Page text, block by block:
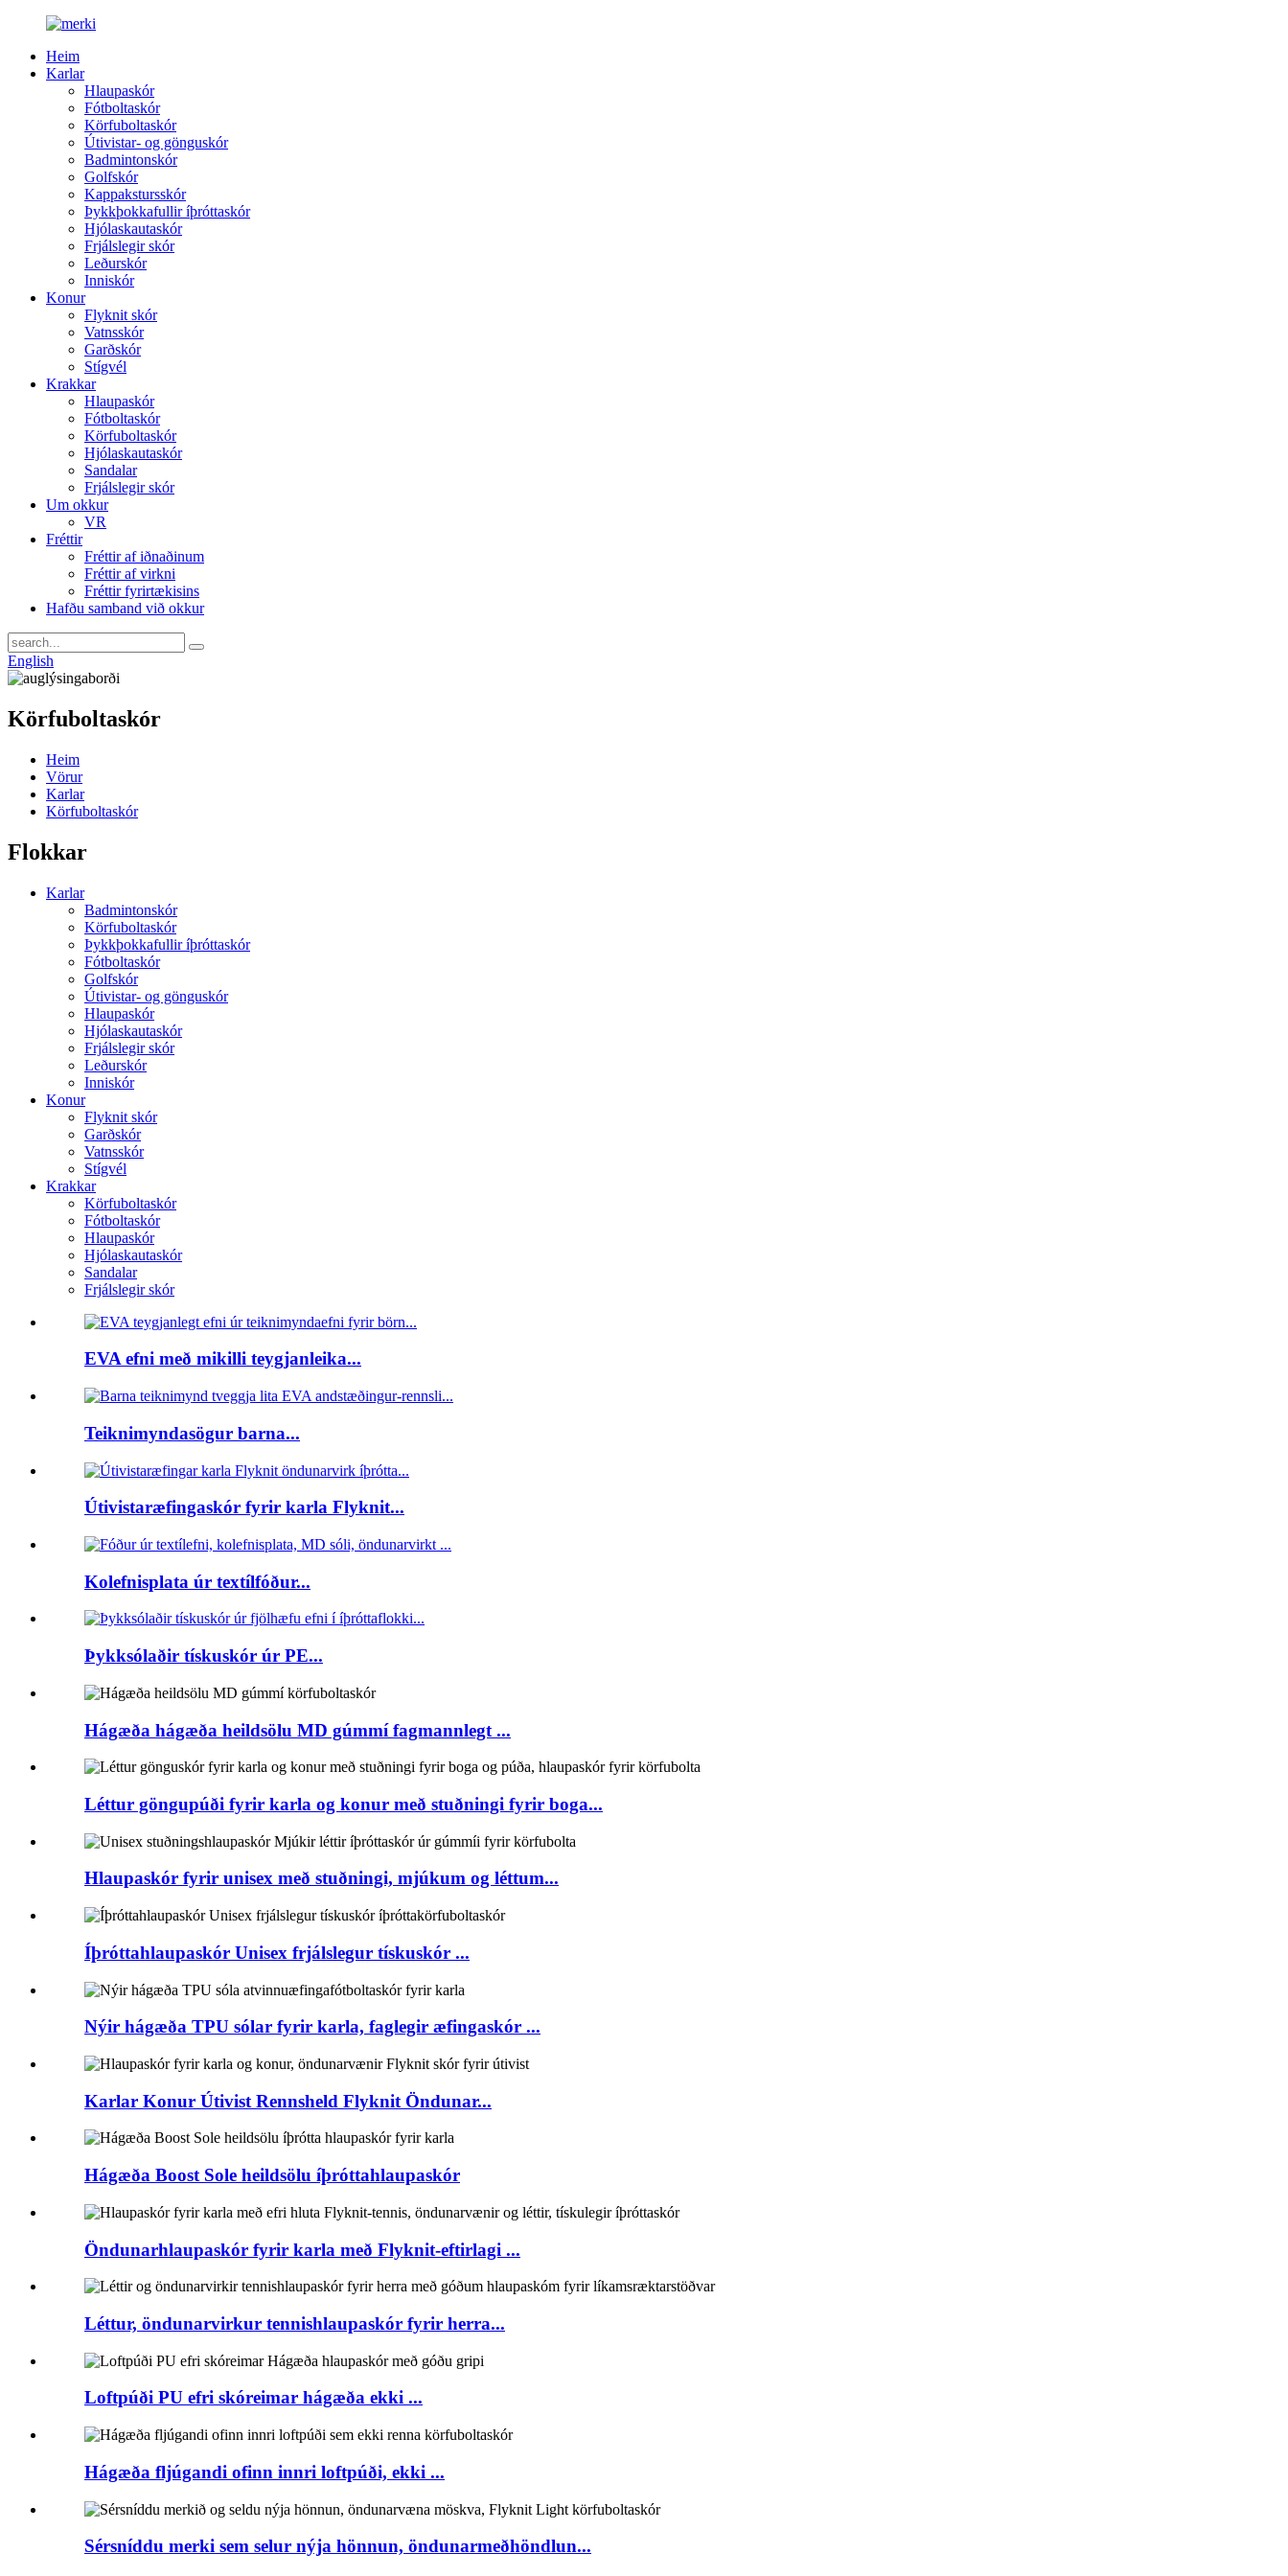
Heim
Karlar
Hlaupaskór
Fótboltaskór
Körfuboltaskór
Útivistar- og gönguskór
Badmintonskór
Golfskór
Kappakstursskór
Þykkþokkafullir íþróttaskór
Hjólaskautaskór
Frjálslegir skór
Leðurskór
Inniskór
Konur
Flyknit skór
Vatnsskór
Garðskór
Stígvél
Krakkar
Hlaupaskór
Fótboltaskór
Körfuboltaskór
Hjólaskautaskór
Sandalar
Frjálslegir skór
Um okkur
VR
Fréttir
Fréttir af iðnaðinum
Fréttir af virkni
Fréttir fyrirtækisins
Hafðu samband við okkur
English
Körfuboltaskór
Heim
Vörur
Karlar
Körfuboltaskór
Flokkar
Karlar
Badmintonskór
Körfuboltaskór
Þykkþokkafullir íþróttaskór
Fótboltaskór
Golfskór
Útivistar- og gönguskór
Hlaupaskór
Hjólaskautaskór
Frjálslegir skór
Leðurskór
Inniskór
Konur
Flyknit skór
Garðskór
Vatnsskór
Stígvél
Krakkar
Körfuboltaskór
Fótboltaskór
Hlaupaskór
Hjólaskautaskór
Sandalar
Frjálslegir skór
EVA efni með mikilli teygjanleika...
Teiknimyndasögur barna...
Útivistaræfingaskór fyrir karla Flyknit...
Kolefnisplata úr textílfóður...
Þykksólaðir tískuskór úr PE...
Hágæða hágæða heildsölu MD gúmmí fagmannlegt ...
Léttur göngupúði fyrir karla og konur með stuðningi fyrir boga...
Hlaupaskór fyrir unisex með stuðningi, mjúkum og léttum...
Íþróttahlaupaskór Unisex frjálslegur tískuskór ...
Nýir hágæða TPU sólar fyrir karla, faglegir æfingaskór ...
Karlar Konur Útivist Rennsheld Flyknit Öndunar...
Hágæða Boost Sole heildsölu íþróttahlaupaskór
Öndunarhlaupaskór fyrir karla með Flyknit-eftirlagi ...
Léttur, öndunarvirkur tennishlaupaskór fyrir herra...
Loftpúði PU efri skóreimar hágæða ekki ...
Hágæða fljúgandi ofinn innri loftpúði, ekki ...
Sérsníddu merki sem selur nýja hönnun, öndunarmeðhöndlun...